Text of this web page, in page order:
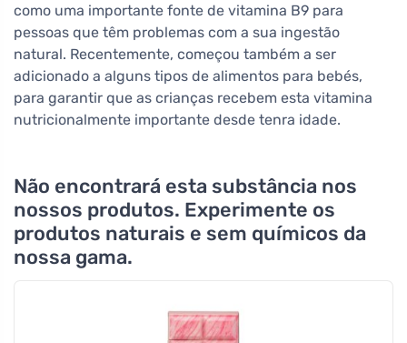
como uma importante fonte de vitamina B9 para
pessoas que têm problemas com a sua ingestão
natural. Recentemente, começou também a ser
adicionado a alguns tipos de alimentos para bebés,
para garantir que as crianças recebem esta vitamina
nutricionalmente importante desde tenra idade.
Não encontrará esta substância nos
nossos produtos. Experimente os
produtos naturais e sem químicos da
nossa gama.